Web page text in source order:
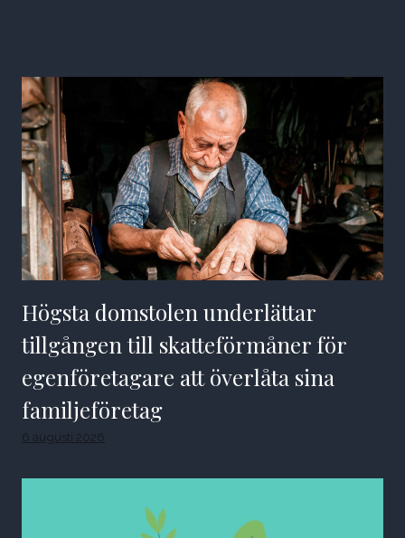
Högsta domstolen underlättar
tillgången till skatteförmåner för
egenföretagare att överlåta sina
familjeföretag
6 augusti 2026